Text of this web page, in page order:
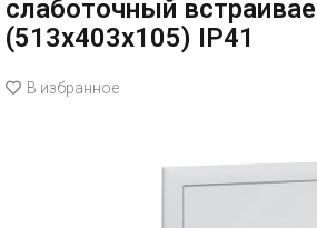
слаботочный
(513х403х105) IP41
В избранное